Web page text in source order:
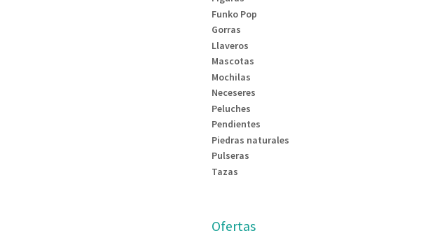
Funko Pop
Gorras
Llaveros
Mascotas
Mochilas
Neceseres
Peluches
Pendientes
Piedras naturales
Pulseras
Tazas
Ofertas